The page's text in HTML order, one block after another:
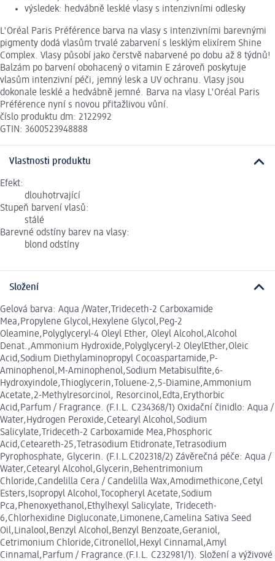
výsledek: hedvábně lesklé vlasy s intenzivními odlesky
L'Oréal Paris Préférence barva na vlasy s intenzivními barevnými
pigmenty dodá vlasům trvalé zabarvení s lesklým elixírem Shine
Complex. Vlasy působí jako čerstvě nabarvené po dobu až 8 týdnů!
Balzám po barvení obohacený o vitamin E zároveň poskytuje
vlasům intenzivní péči, jemný lesk a UV ochranu. Vlasy jsou
dokonale lesklé a hedvábně jemné. Barva na vlasy L'Oréal Paris
Préférence nyní s novou přitažlivou vůní.
číslo produktu dm: 2122992
GTIN: 3600523948888
Vlastnosti produktu
Efekt:
dlouhotrvající
Stupeň barvení vlasů:
stálé
Barevné odstíny barev na vlasy:
blond odstíny
Složení
Gelová barva: Aqua /Water,Trideceth-2 Carboxamide
Mea,Propylene Glycol,Hexylene Glycol,Peg-2
Oleamine,Polyglyceryl-4 Oleyl Ether, Oleyl Alcohol,Alcohol
Denat.,Ammonium Hydroxide,Polyglyceryl-2 OleylEther,Oleic
Acid,Sodium Diethylaminopropyl Cocoaspartamide,P-
Aminophenol,M-Aminophenol,Sodium Metabisulfite,6-
Hydroxyindole,Thioglycerin,Toluene-2,5-Diamine,Ammonium
Acetate,2-Methylresorcinol, Resorcinol,Edta,Erythorbic
Acid,Parfum / Fragrance. (F.I.L. C234368/1) Oxidační činidlo: Aqua /
Water,Hydrogen Peroxide,Cetearyl Alcohol,Sodium
Salicylate,Trideceth-2 Carboxamide Mea,Phosphoric
Acid,Ceteareth-25,Tetrasodium Etidronate,Tetrasodium
Pyrophosphate, Glycerin. (F.I.L.C202318/2) Závěrečná péče: Aqua /
Water,Cetearyl Alcohol,Glycerin,Behentrimonium
Chloride,Candelilla Cera / Candelilla Wax,Amodimethicone,Cetyl
Esters,Isopropyl Alcohol,Tocopheryl Acetate,Sodium
Pca,Phenoxyethanol,Ethylhexyl Salicylate, Trideceth-
6,Chlorhexidine Digluconate,Limonene,Camelina Sativa Seed
Oil,Linalool,Benzyl Alcohol,Benzyl Benzoate,Geraniol,
Cetrimonium Chloride,Citronellol,Hexyl Cinnamal,Amyl
Cinnamal,Parfum / Fragrance.(F.I.L. C232981/1). Složení a výživové